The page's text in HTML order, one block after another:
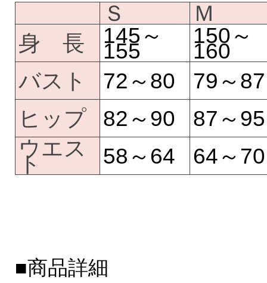
Ｓ
Ｍ
身 長
145～
155
150～
160
バスト
72～80
79～87
ヒップ
82～90
87～95
ウエス
ト 58～64 64～70
■商品詳細